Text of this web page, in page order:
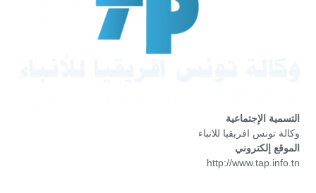
التسمية الإجتماعية
وكالة تونس افريقيا للانباء
الموقع إلكتروني
http://www.tap.info.tn